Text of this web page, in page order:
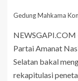
Gedung Mahkama
NEWSGAPI.COM
Partai Amanat
Selatan bakal
rekapitulasi